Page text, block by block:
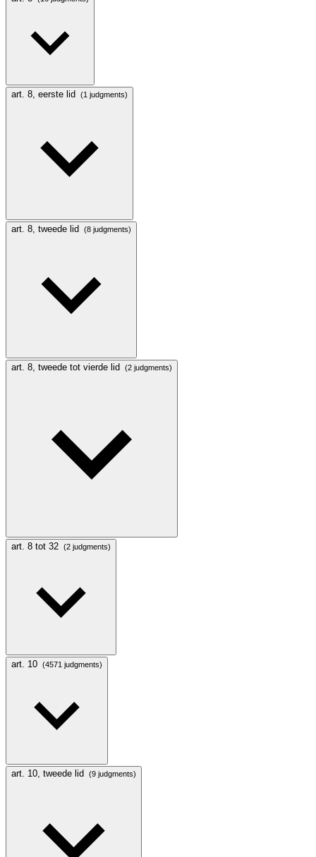
art. 8, eerste lid (1 judgments)
art. 8, tweede lid (8 judgments)
art. 8, tweede tot vierde lid (2 judgments)
art. 8 tot 32 (2 judgments)
art. 10 (4571 judgments)
art. 10, tweede lid (9 judgments)